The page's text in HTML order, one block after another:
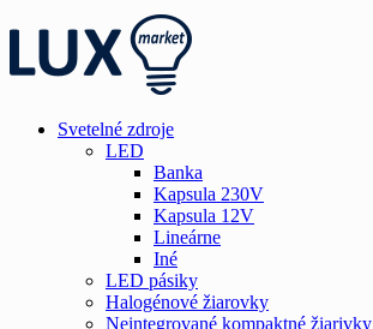
Svetelné zdroje
LED
Banka
Kapsula 230V
Kapsula 12V
Lineárne
Iné
LED pásiky
Halogénové žiarovky
Neintegrované kompaktné žiarivky